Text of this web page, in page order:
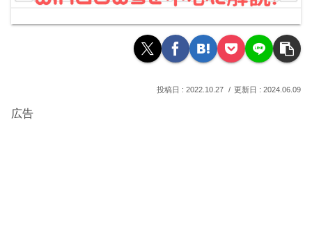
2022.10.27 2024.06.09
広告